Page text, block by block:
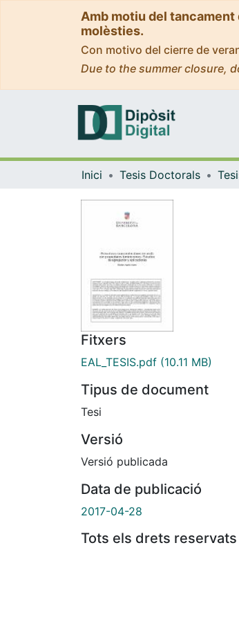
Amb motiu del
molèsties.
Con motivo del cierre de
Due to the summer closure,
Inici Tesis Doctorals
Fitxers
EAL_TESIS.pdf (10.11 MB)
Tipus de document
Tesi
Versió
Versió publicada
Data de publicació
2017-04-28
Tots els drets reservats